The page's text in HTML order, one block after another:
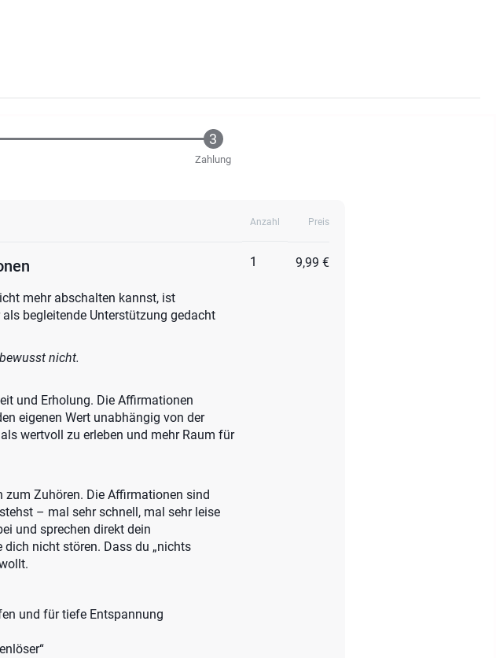
Zahlung
Anzahl Preis
mehr abschalten kannst, ist
begleitende Unterstützung gedacht
nicht.
und Erholung. Die Affirmationen
eigenen Wert unabhängig von der
wertvoll zu erleben und mehr Raum für
Zuhören. Die Affirmationen sind
– mal sehr schnell, mal sehr leise
und sprechen direkt dein
nicht stören. Dass du „nichts
und für tiefe Entspannung
1 9,99 €